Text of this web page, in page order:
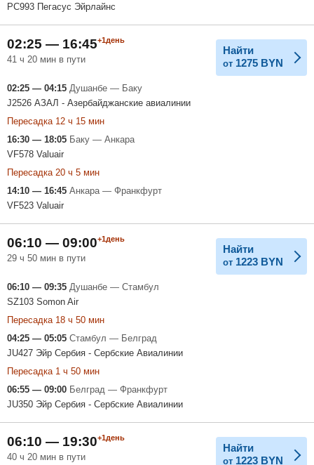
PC993 Пегасус Эйрлайнс
02:25 — 16:45+1день
41 ч 20 мин в пути
Найти
от 1275 BYN
02:25 — 04:15 Душанбе — Баку
J2526 АЗАЛ - Азербайджанские авиалинии
Пересадка 12 ч 15 мин
16:30 — 18:05 Баку — Анкара
VF578 Valuair
Пересадка 20 ч 5 мин
14:10 — 16:45 Анкара — Франкфурт
VF523 Valuair
06:10 — 09:00+1день
29 ч 50 мин в пути
Найти
от 1223 BYN
06:10 — 09:35 Душанбе — Стамбул
SZ103 Somon Air
Пересадка 18 ч 50 мин
04:25 — 05:05 Стамбул — Белград
JU427 Эйр Сербия - Сербские Авиалинии
Пересадка 1 ч 50 мин
06:55 — 09:00 Белград — Франкфурт
JU350 Эйр Сербия - Сербские Авиалинии
06:10 — 19:30+1день
40 ч 20 мин в пути
Найти
от 1223 BYN